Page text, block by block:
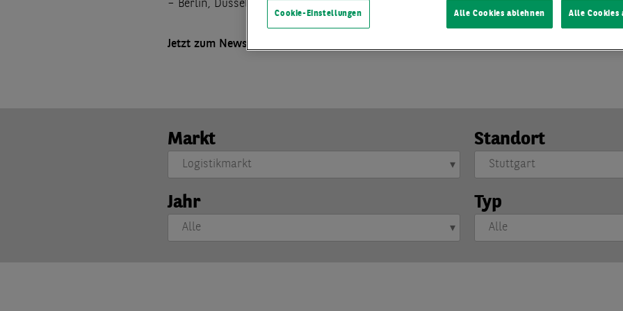
– Berlin, Düsseldorf, Frankfurt, Hamburg, Köln, Leipzig, München, Ruhrgebiet und
Jetzt zum Newsletter anmelden und die aktuellsten Marktberichte direkt und bequem
Markt Standort
Jahr Typ
Cookie-Einstellungen Alle Cookies ablehnen Alle Cookies